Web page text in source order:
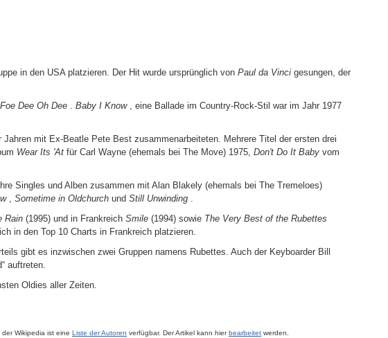
in den USA platzieren. Der Hit wurde ursprünglich von Paul da Vinci gesungen, der
Foe Dee Oh Dee Baby I Know, eine Ballade im Country-Rock-Stil war im Jahr 1977
mit Ex-Beatle Pete Best zusammenarbeiteten. Mehrere Titel der ersten drei
Wear Its 'At für Carl Wayne (ehemals bei The Move) 1975, Don't Do It Baby vom
Singles und Alben zusammen mit Alan Blakely (ehemals bei The Tremeloes)
, Sometime in Oldchurch und Still Unwinding
Rain (1995) und in Frankreich Smile (1994) sowie The Very Best of the Rubettes
in den Top 10 Charts in Frankreich platzieren.
gibt es inzwischen zwei Gruppen namens Rubettes. Auch der Keyboarder Bill
auftreten.
Oldies aller Zeiten.
der Wikipedia ist eine Liste der Autoren verfügbar. Der Artikel kann hierbearbeitet werden.